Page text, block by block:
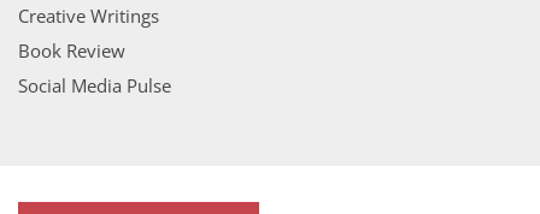
Creative Writings
Book Review
Social Media Pulse